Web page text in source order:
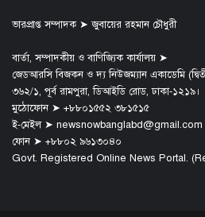
ভারপ্রাপ্ত সম্পাদক ➤ জুবায়ের রহমান চৌধুরী
বার্তা, সম্পাদকীয় ও বাণিজ্যিক কার্যালয় ➤
জেডআরসি বিজকন ও দ্য নিউজম্যান একাডেমি
৩৬২/১, পূর্ব রামপুরা, ডিআইডি রোড, ঢাকা-১২১৯।
মুঠোফোন ➤ +৮৮০১৫৫২ ৩৮১৫১৫
ই-মেইল ➤ newsnowbanglabd@gmail.com
ফোন ➤ +৮৮০২ ৯৬১৩০৪০
Govt. Registered Online News Portal.